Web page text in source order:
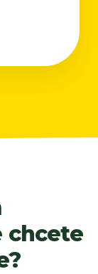
chcete